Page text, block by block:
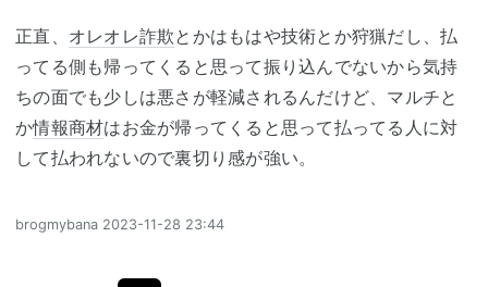
正直、 オレオレ詐欺とかはもはや技術とか狩猟だし、払
ってる側も帰ってくると思って振り込んでないから気持
ちの面でも少しは悪さが軽減されるんだけど、マルチと
か情報商材はお金が帰ってくると思って払ってる人に対
して払われないので裏切り感が強い。
brogmybana 2023-11-28 23:44